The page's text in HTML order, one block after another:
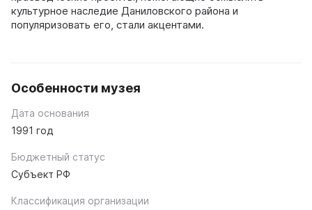
культурное наследие Даниловского района и
популяризовать его, стали акцентами.
Особенности музея
Дата основания
1991 год
Бюджетный статус
Субъект РФ
Классификация организации